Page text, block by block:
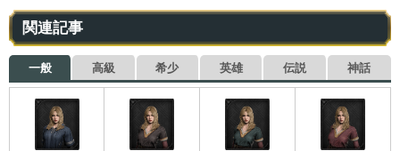
関連記事
一般 高級 希少 英雄 伝説 神話